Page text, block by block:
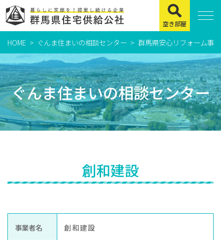
住まいをお探しの方
県営住宅
公社賃貸住宅
緊急通報システムについて
市営・町営住宅
賃貸店舗・事務所
お知らせ
空き部屋
HOME ぐんま住まいの相談センター 群馬県安心リフォーム事
ぐんま住まいの相談センター
創和建設
事業者名 創和建設